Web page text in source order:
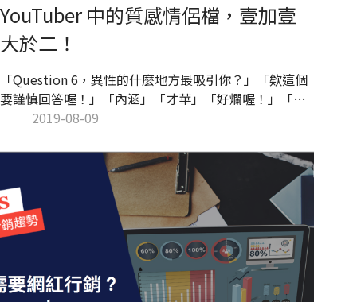
YouTuber 中的質感情侶檔，壹加壹
大於二！
「Question 6，異性的什麼地方最吸引你？」「欸這個
要謹慎回答喔！」「內涵」「才華」「好爛喔！」「你
也說謊啊，誰第一眼會看才華，你第一眼就看到人家才
打後，又繼續下一個問題。像這樣情侶間自然有趣的互
動，正是壹加壹 ILLY and LEAN 頻道的特色之一。今年
27 歲的 ILLY 和 LEAN 情侶檔，從 2015 年開始經營
YouTube 頻道，由玩具、食玩小物開箱開始，漸漸新增
生活、旅行等多樣類型的質感影片，目前已累積逾 23 萬
2019-08-09